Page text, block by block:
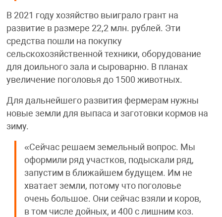
В 2021 году хозяйство выиграло грант на
развитие в размере 22,2 млн. рублей. Эти
средства пошли на покупку
сельскохозяйственной техники, оборудование
для доильного зала и сыроварню. В планах
увеличение поголовья до 1500 животных.
Для дальнейшего развития фермерам нужны
новые земли для выпаса и заготовки кормов на
зиму.
«Сейчас решаем земельный вопрос. Мы
оформили ряд участков, подыскали ряд,
запустим в ближайшем будущем. Им не
хватает земли, потому что поголовье
очень большое. Они сейчас взяли и коров,
в том числе дойных, и 400 с лишним коз.